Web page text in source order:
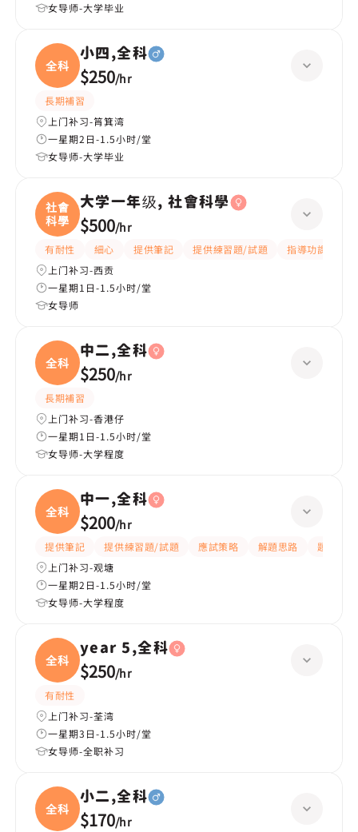
女导师-大学毕业
全科
小四,全科
$250/hr
長期補習
上门补习-筲箕湾
一星期2日-1.5小时/堂
女导师-大学毕业
社會
科學
大学一年级, 社會科學
$500/hr
有耐性 細心 提供筆記 提供練習題/試題 指導功課
上门补习-西贡
一星期1日-1.5小时/堂
女导师
全科
中二,全科
$250/hr
長期補習
上门补习-香港仔
一星期1日-1.5小时/堂
女导师-大学程度
全科
中一,全科
$200/hr
提供筆記 提供練習題/試題 應試策略 解題思路
題目講解
上门补习-观塘
一星期2日-1.5小时/堂
女导师-大学程度
全科
year 5,全科
$250/hr
有耐性
上门补习-荃湾
一星期3日-1.5小时/堂
女导师-全职补习
全科
小二,全科
$170/hr